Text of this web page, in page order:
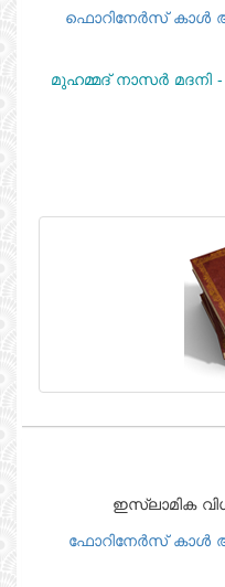
ഫൊറിനേര്‍സ്‌
മുഹമ്മദ്‌ നാസര്‍
ഫോറിനേര്‍സ്‌